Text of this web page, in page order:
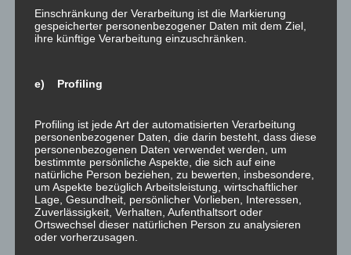
Ausgleichszahlung (vgl. Pkt. III. 1.) und diverse
Betreuungsleistungen, wie Mahlzeiten und
Getränke. Verschiebt sich der Abflug auf den
grundsätzlich auch ein kostenloses Hotelzimmer zur
übernehmen sind.
3. Verweigerung der Beförderung:
Auch bei der „Nichtbeförderung“ durch die
Fluggesellschaft besteht der bereits dargestellte
Anspruch auf eine Entschädigung. Im Falle einer
Überbuchung ist die Fluggesellschaft verpflichtet,
Einschränkung der Verarbeitung ist die Markierung
gespeicherter personenbezogener Daten mit dem Ziel,
ihre künftige Verarbeitung einzuschränken.
e) Profiling
Profiling ist jede Art der automatisierten Verarbeitung
personenbezogener Daten, die darin besteht, dass diese
personenbezogenen Daten verwendet werden, um
bestimmte persönliche Aspekte, die sich auf eine
natürliche Person beziehen, zu bewerten, insbesondere,
um Aspekte bezüglich Arbeitsleistung, wirtschaftlicher
Lage, Gesundheit, persönlicher Vorlieben, Interessen,
Zuverlässigkeit, Verhalten, Aufenthaltsort oder
Ortswechsel dieser natürlichen Person zu analysieren
oder vorherzusagen.